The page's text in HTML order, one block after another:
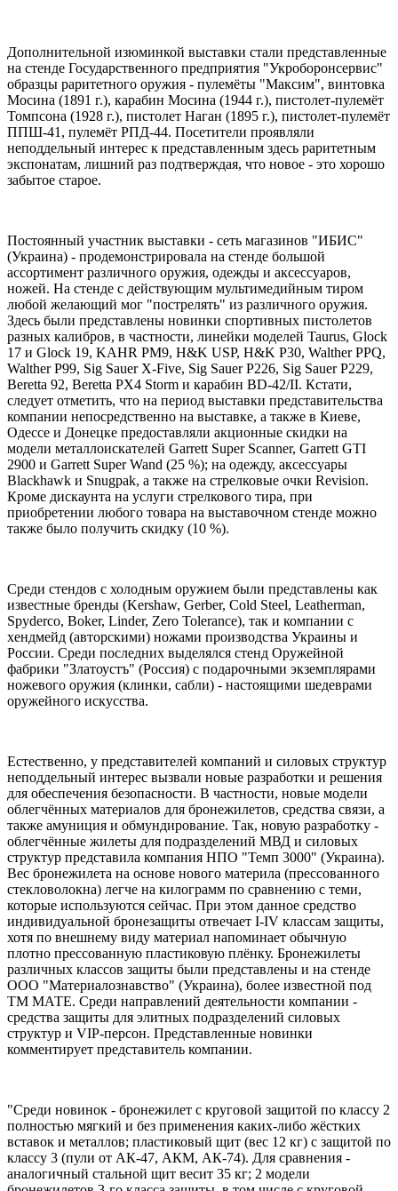
Дополнительной изюминкой выставки стали представленные
на стенде Государственного предприятия "Укроборонсервис"
образцы раритетного оружия - пулемёты "Максим", винтовка
Мосина (1891 г.), карабин Мосина (1944 г.), пистолет-пулемёт
Томпсона (1928 г.), пистолет Наган (1895 г.), пистолет-пулемёт
ППШ-41, пулемёт РПД-44. Посетители проявляли
неподдельный интерес к представленным здесь раритетным
экспонатам, лишний раз подтверждая, что новое - это хорошо
забытое старое.
Постоянный участник выставки - сеть магазинов "ИБИС"
(Украина) - продемонстрировала на стенде большой
ассортимент различного оружия, одежды и аксессуаров,
ножей. На стенде с действующим мультимедийным тиром
любой желающий мог "пострелять" из различного оружия.
Здесь были представлены новинки спортивных пистолетов
разных калибров, в частности, линейки моделей Taurus, Glock
17 и Glock 19, KAHR PM9, H&K USP, H&K P30, Walther PPQ,
Walther P99, Sig Sauer X-Five, Sig Sauer P226, Sig Sauer P229,
Beretta 92, Beretta PX4 Storm и карабин BD-42/II. Кстати,
следует отметить, что на период выставки представительства
компании непосредственно на выставке, а также в Киеве,
Одессе и Донецке предоставляли акционные скидки на
модели металлоискателей Garrett Super Scanner, Garrett GTI
2900 и Garrett Super Wand (25 %); на одежду, аксессуары
Blackhawk и Snugpak, а также на стрелковые очки Revision.
Кроме дискаунта на услуги стрелкового тира, при
приобретении любого товара на выставочном стенде можно
также было получить скидку (10 %).
Среди стендов с холодным оружием были представлены как
известные бренды (Kershaw, Gerber, Cold Steel, Leatherman,
Spyderco, Boker, Linder, Zero Tolerance), так и компании с
хендмейд (авторскими) ножами производства Украины и
России. Среди последних выделялся стенд Оружейной
фабрики "Златоустъ" (Россия) с подарочными экземплярами
ножевого оружия (клинки, сабли) - настоящими шедеврами
оружейного искусства.
Естественно, у представителей компаний и силовых структур
неподдельный интерес вызвали новые разработки и решения
для обеспечения безопасности. В частности, новые модели
облегчённых материалов для бронежилетов, средства связи, а
также амуниция и обмундирование. Так, новую разработку -
облегчённые жилеты для подразделений МВД и силовых
структур представила компания НПО "Темп 3000" (Украина).
Вес бронежилета на основе нового материла (прессованного
стекловолокна) легче на килограмм по сравнению с теми,
которые используются сейчас. При этом данное средство
индивидуальной бронезащиты отвечает I-IV классам защиты,
хотя по внешнему виду материал напоминает обычную
плотно прессованную пластиковую плёнку. Бронежилеты
различных классов защиты были представлены и на стенде
ООО "Материалознавство" (Украина), более известной под
ТМ МАТЕ. Среди направлений деятельности компании -
средства защиты для элитных подразделений силовых
структур и VIP-персон. Представленные новинки
комментирует представитель компании.
"Среди новинок - бронежилет с круговой защитой по классу 2
полностью мягкий и без применения каких-либо жёстких
вставок и металлов; пластиковый щит (вес 12 кг) с защитой по
классу 3 (пули от АК-47, АКМ, АК-74). Для сравнения -
аналогичный стальной щит весит 35 кг; 2 модели